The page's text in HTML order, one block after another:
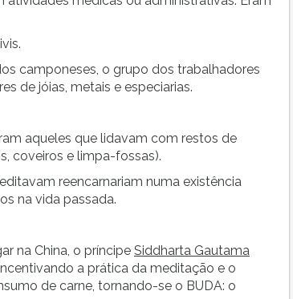
camponeses, o grupo dos trabalhadores
de jóias, metais e especiarias.
aqueles que lidavam com restos de
coveiros e limpa-fossas).
reencarnariam numa existência
na vida passada.
na China, o príncipe Siddharta Gautama
a prática da meditação e o
de carne, tornando-se o BUDA: o